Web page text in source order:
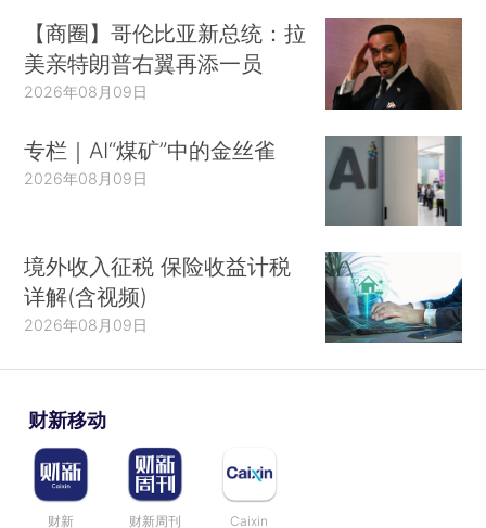
【商圈】哥伦比亚新总统：拉
美亲特朗普右翼再添一员
2026年08月09日
专栏｜AI“煤矿”中的金丝雀
2026年08月09日
境外收入征税 保险收益计税
详解(含视频)
2026年08月09日
财新移动
财新 财新周刊 Caixin